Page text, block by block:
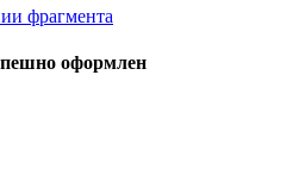
фрагмента
оформлен